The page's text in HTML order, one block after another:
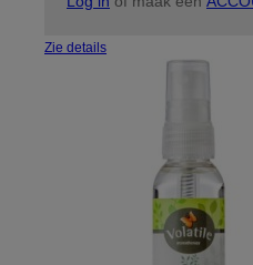
Zie details